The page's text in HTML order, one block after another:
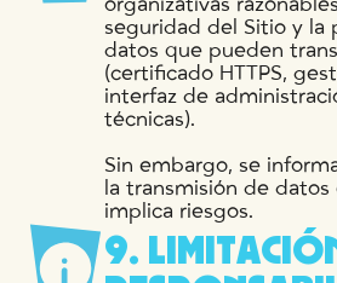
organizativas
seguridad del Sitio y la
datos que pueden
(certificado HTTPS,
interfaz de
técnicas).
Sin embargo, se
la transmisión de
implica riesgos.
9. LIMITACIÓ